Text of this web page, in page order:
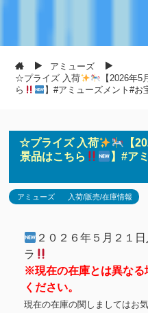
アミューズ
☆プライズ 入荷
【2026年
ら
】#アミューズメント#お
☆プライズ 入荷
【
景品はこちら
】#ア
アミューズ 入荷/販売/在庫情報
２０２６年５月２１
ラ
※現在の在庫とは異なる
ください。
現在の在庫の関しましてはお